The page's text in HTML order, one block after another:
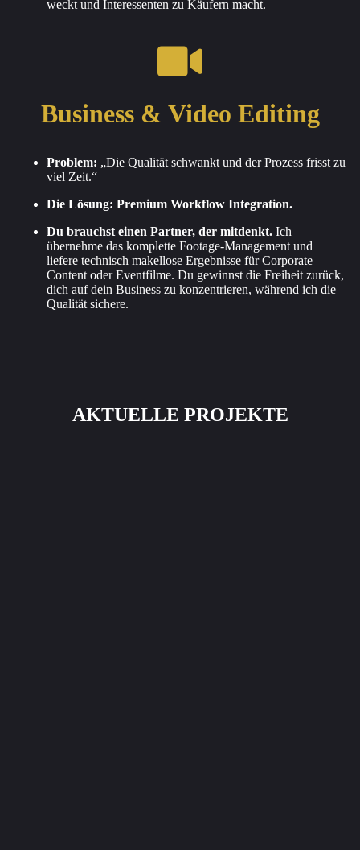
weckt und Interessenten zu Käufern macht.
Business & Video Editing
Problem: „Die Qualität schwankt und der Prozess frisst zu
viel Zeit.“
Die Lösung: Premium Workflow Integration.
Du brauchst einen Partner, der mitdenkt. Ich
übernehme das komplette Footage-Management und
liefere technisch makellose Ergebnisse für Corporate
Content oder Eventfilme. Du gewinnst die Freiheit zurück,
dich auf dein Business zu konzentrieren, während ich die
Qualität sichere.
AKTUELLE PROJEKTE